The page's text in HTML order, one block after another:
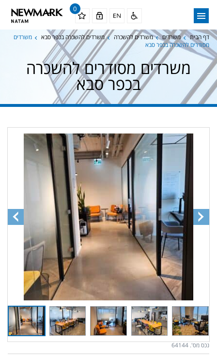
0
דף הבית משרדים משרדים להשכרה משרדים להשכרה בכפר סבא
משרדים
מסודרים להשכרה בכפר סבא
משרדים מסודרים להשכרה
בכפר סבא
נכס מס'. 64144